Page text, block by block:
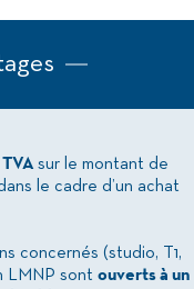
sur le montant de
le cadre d’un achat
concernés (studio, T1,
LMNP sont ouverts à un